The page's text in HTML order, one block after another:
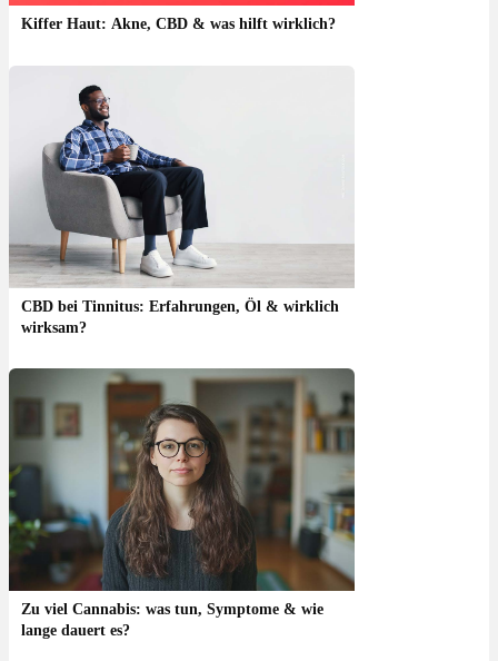
Kiffer Haut: Akne, CBD & was hilft wirklich?
CBD bei Tinnitus: Erfahrungen, Öl & wirklich
wirksam?
Zu viel Cannabis: was tun, Symptome & wie
lange dauert es?